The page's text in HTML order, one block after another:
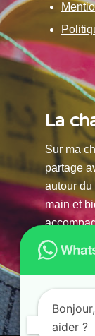
La
Sur ma
partage
autour du
main et
aider ?